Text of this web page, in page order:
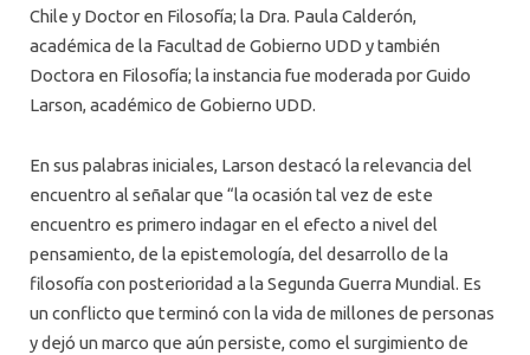
Chile y Doctor en Filosofía; la Dra. Paula Calderón,
académica de la Facultad de Gobierno UDD y también
Doctora en Filosofía; la instancia fue moderada por Guido
Larson, académico de Gobierno UDD.
En sus palabras iniciales, Larson destacó la relevancia del
encuentro al señalar que “la ocasión tal vez de este
encuentro es primero indagar en el efecto a nivel del
pensamiento, de la epistemología, del desarrollo de la
filosofía con posterioridad a la Segunda Guerra Mundial. Es
un conflicto que terminó con la vida de millones de personas
y dejó un marco que aún persiste, como el surgimiento de